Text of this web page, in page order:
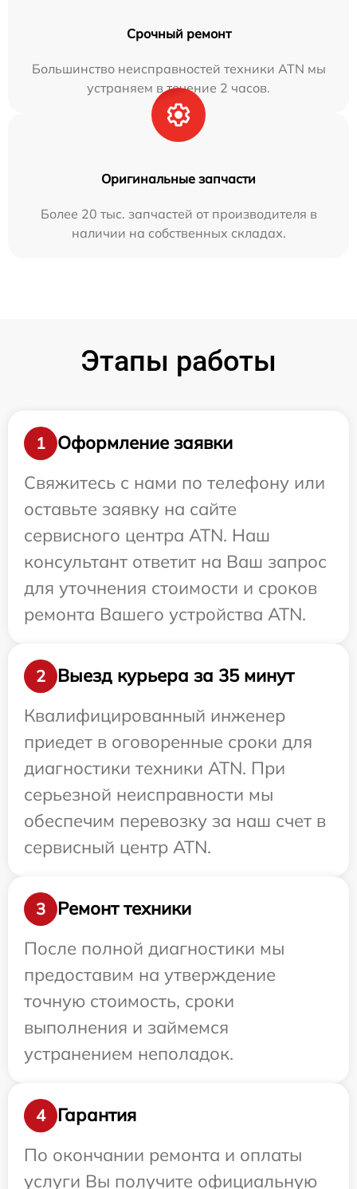
Срочный ремонт
Большинство неисправностей техники ATN мы
устраняем в течение 2 часов.
Оригинальные запчасти
Более 20 тыс. запчастей от производителя в
наличии на собственных складах.
Этапы работы
1
Оформление заявки
Свяжитесь с нами по телефону или
оставьте заявку на сайте
сервисного центра ATN. Наш
консультант ответит на Ваш запрос
для уточнения стоимости и сроков
ремонта Вашего устройства ATN.
2
Выезд курьера за 35 минут
Квалифицированный инженер
приедет в оговоренные сроки для
диагностики техники ATN. При
серьезной неисправности мы
обеспечим перевозку за наш счет в
сервисный центр ATN.
3
Ремонт техники
После полной диагностики мы
предоставим на утверждение
точную стоимость, сроки
выполнения и займемся
устранением неполадок.
4
Гарантия
По окончании ремонта и оплаты
услуги Вы получите официальную